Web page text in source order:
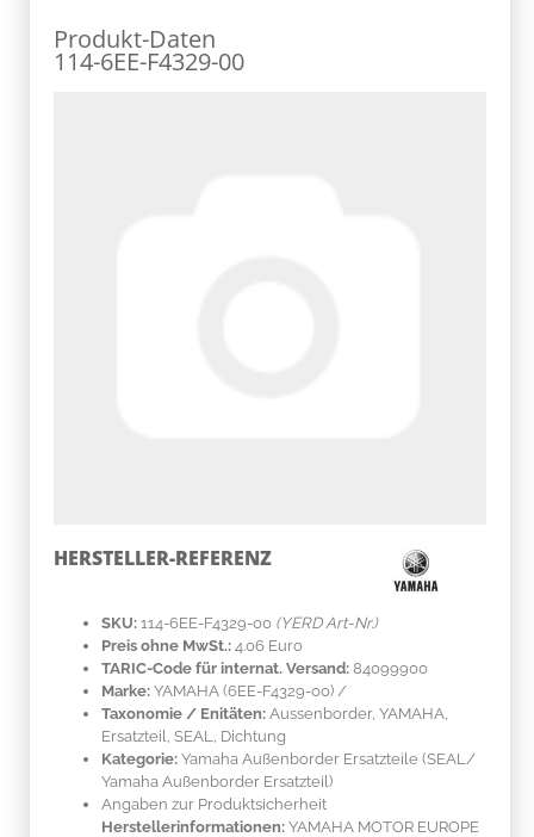
Produkt-Daten
114-6EE-F4329-00
HERSTELLER-REFERENZ
SKU: 114-6EE-F4329-00 (YERD Art-Nr.)
Preis ohne MwSt.: 4.06 Euro
TARIC-Code für internat. Versand: 84099900
Marke: YAMAHA (6EE-F4329-00) /
Taxonomie / Enitäten: Aussenborder, YAMAHA,
Ersatzteil, SEAL, Dichtung
Kategorie: Yamaha Außenborder Ersatzteile (SEAL/
Yamaha Außenborder Ersatzteil)
Angaben zur Produktsicherheit
Herstellerinformationen: YAMAHA MOTOR EUROPE